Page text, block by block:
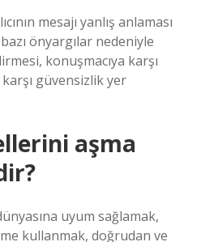
mesajı yanlış anlaması
önyargılar nedeniyle
konuşmacıya karşı
güvensizlik yer
aşma
uyum sağlamak,
kullanmak, doğrudan ve